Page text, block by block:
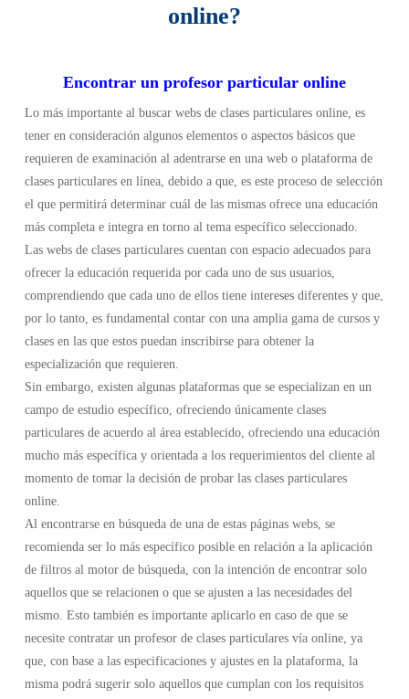
online?
Encontrar un profesor particular online
Lo más importante al buscar webs de clases particulares online, es
tener en consideración algunos elementos o aspectos básicos que
requieren de examinación al adentrarse en una web o plataforma de
clases particulares en línea, debido a que, es este proceso de selección
el que permitirá determinar cuál de las mismas ofrece una educación
más completa e integra en torno al tema específico seleccionado.
Las webs de clases particulares cuentan con espacio adecuados para
ofrecer la educación requerida por cada uno de sus usuarios,
comprendiendo que cada uno de ellos tiene intereses diferentes y que,
por lo tanto, es fundamental contar con una amplia gama de cursos y
clases en las que estos puedan inscribirse para obtener la
especialización que requieren.
Sin embargo, existen algunas plataformas que se especializan en un
campo de estudio específico, ofreciendo únicamente clases
particulares de acuerdo al área establecido, ofreciendo una educación
mucho más específica y orientada a los requerimientos del cliente al
momento de tomar la decisión de probar las clases particulares
online.
Al encontrarse en búsqueda de una de estas páginas webs, se
recomienda ser lo más específico posible en relación a la aplicación
de filtros al motor de búsqueda, con la intención de encontrar solo
aquellos que se relacionen o que se ajusten a las necesidades del
mismo. Esto también es importante aplicarlo en caso de que se
necesite contratar un profesor de clases particulares vía online, ya
que, con base a las especificaciones y ajustes en la plataforma, la
misma podrá sugerir solo aquellos que cumplan con los requisitos